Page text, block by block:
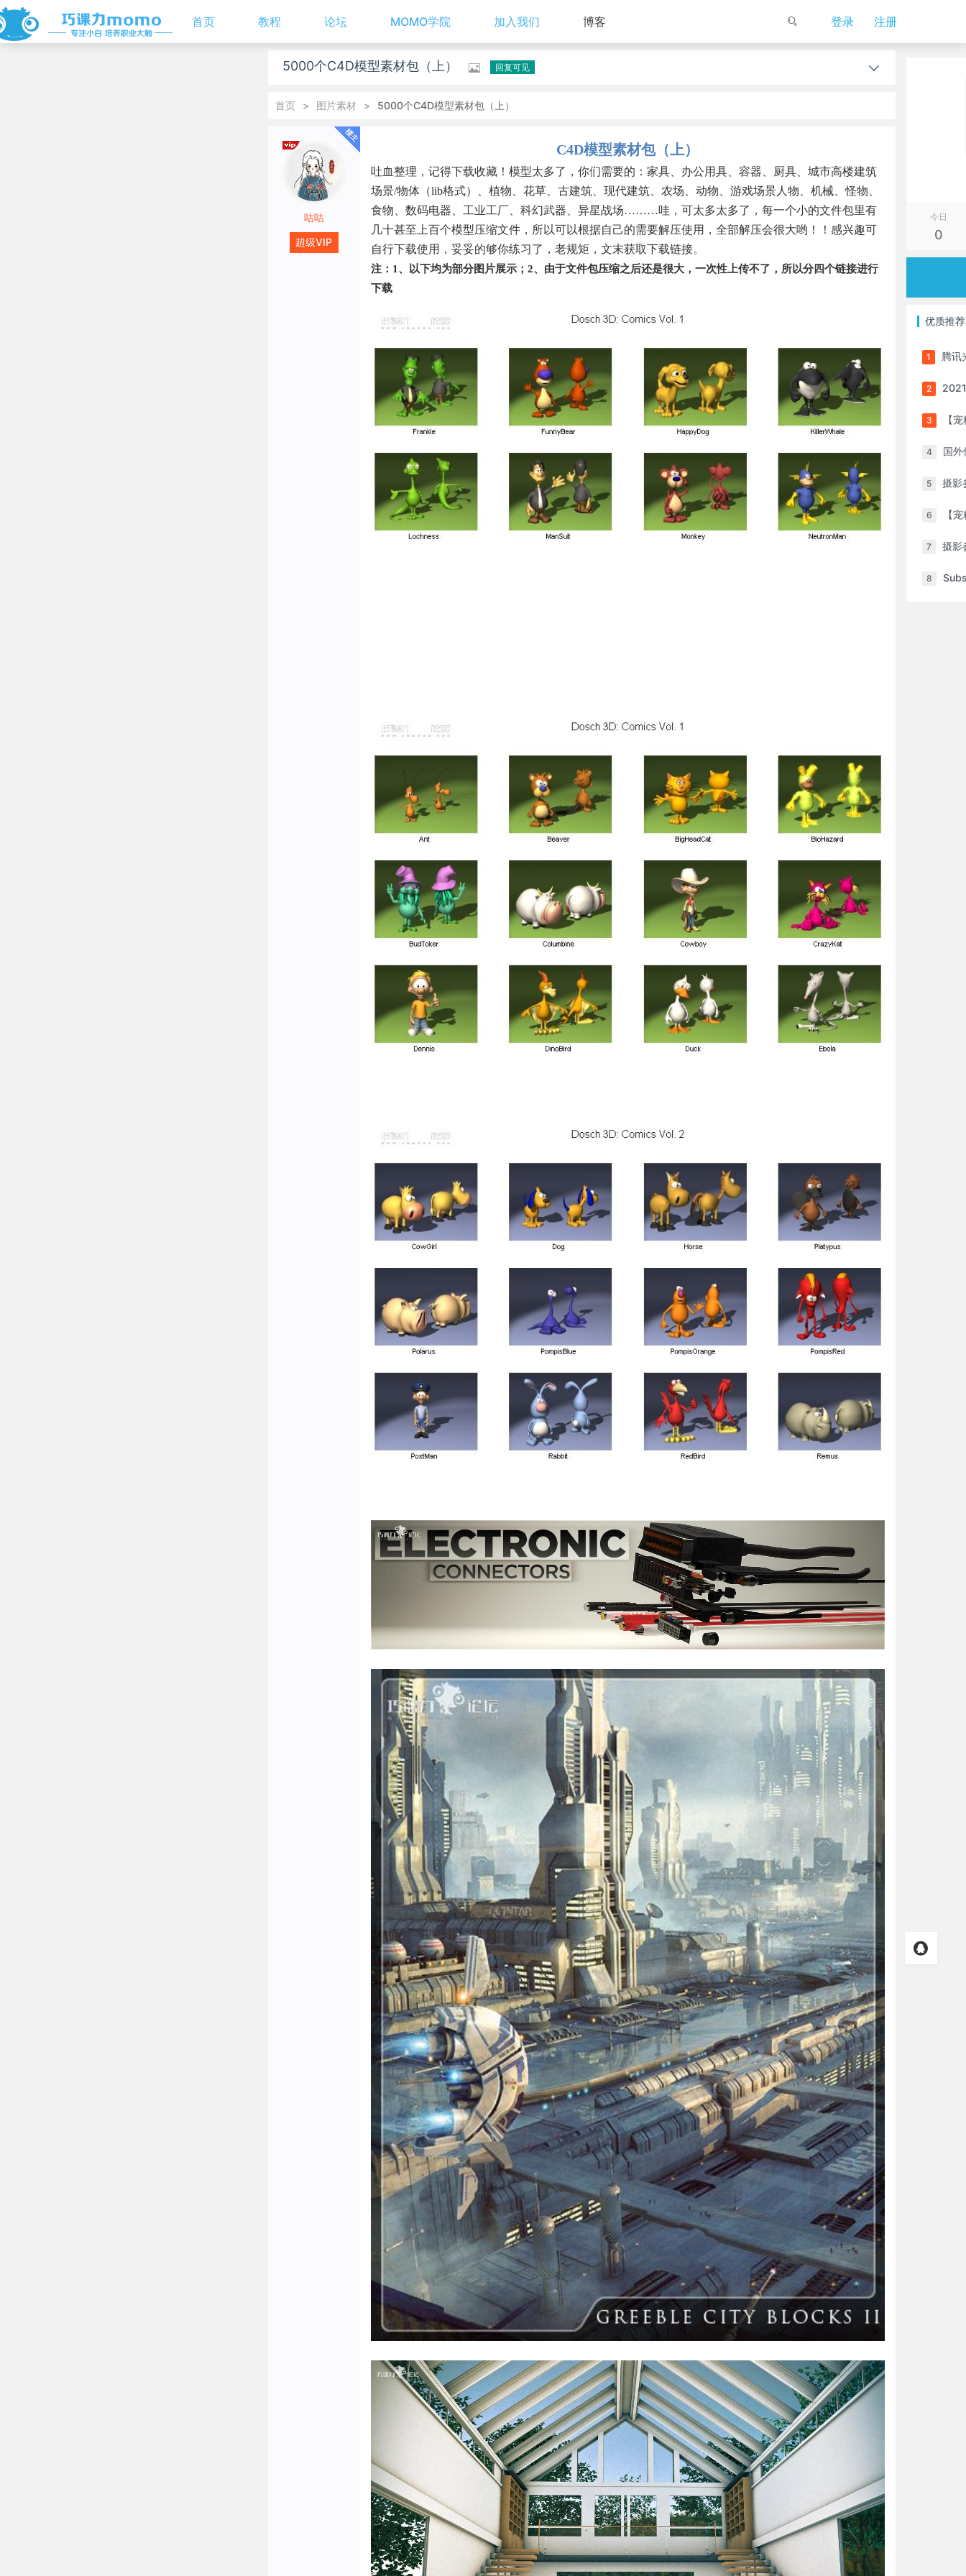
首页 教程 论坛 MOMO学院 加入我们 博客 登录 注册
5000个C4D模型素材包（上）  回复可见
首页 > 图片素材 > 5000个C4D模型素材包（上）
咕咕
超级VIP
C4D模型素材包（上）
吐血整理，记得下载收藏！模型太多了，你们需要的：家具、办公用具、容器、厨具、城市高楼建筑
场景/物体（lib格式）、植物、花草、古建筑、现代建筑、农场、动物、游戏场景人物、机械、怪物、
食物、数码电器、工业工厂、科幻武器、异星战场………哇，可太多太多了，每一个小的文件包里有
几十甚至上百个模型压缩文件，所以可以根据自己的需要解压使用，全部解压会很大哟！！感兴趣可
自行下载使用，妥妥的够你练习了，老规矩，文末获取下载链接。
注： 1 、以下均为部分图片展示； 2、由于文件包压缩之后还是很大，一次性上传不了，所以分四个链接进行
下载
今日
0
优质推荐
1 腾讯光子基
2 2021巧
3 【宠粉抽奖】
4 国外
5 摄影
6 【宠粉抽奖】
7 摄影
8